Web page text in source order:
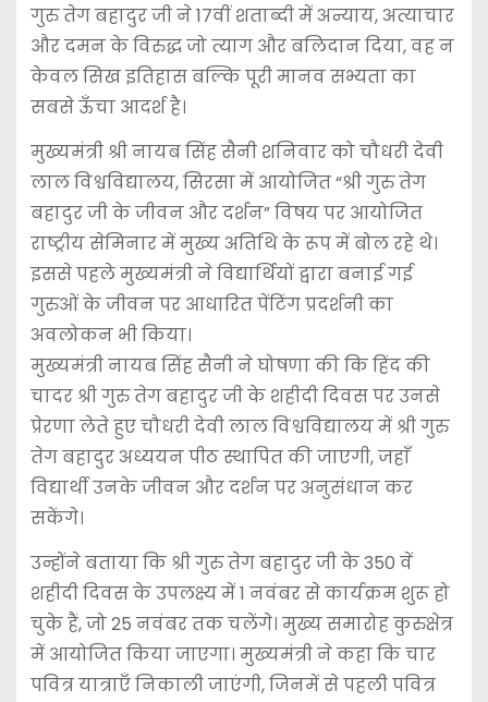
गुरु तेग बहादुर जी ने 17वीं शताब्दी में अन्याय, अत्याचार
और दमन के विरुद्ध जो त्याग और बलिदान दिया, वह न
केवल सिख इतिहास बल्कि पूरी मानव सभ्यता का
सबसे ऊँचा आदर्श है।
मुख्यमंत्री श्री नायब सिंह सैनी शनिवार को चौधरी देवी
लाल विश्वविद्यालय, सिरसा में आयोजित “श्री गुरु तेग
बहादुर जी के जीवन और दर्शन” विषय पर आयोजित
राष्ट्रीय सेमिनार में मुख्य अतिथि के रूप में बोल रहे थे।
इससे पहले मुख्यमंत्री ने विद्यार्थियों द्वारा बनाई गई
गुरुओं के जीवन पर आधारित पेंटिंग प्रदर्शनी का
अवलोकन भी किया।
मुख्यमंत्री नायब सिंह सैनी ने घोषणा की कि हिंद की
चादर श्री गुरु तेग बहादुर जी के शहीदी दिवस पर उनसे
प्रेरणा लेते हुए चौधरी देवी लाल विश्वविद्यालय में श्री गुरु
तेग बहादुर अध्ययन पीठ स्थापित की जाएगी, जहाँ
विद्यार्थी उनके जीवन और दर्शन पर अनुसंधान कर
सकेंगे।
उन्होंने बताया कि श्री गुरु तेग बहादुर जी के 350 वें
शहीदी दिवस के उपलक्ष्य में 1 नवंबर से कार्यक्रम शुरू हो
चुके हैं, जो 25 नवंबर तक चलेंगे। मुख्य समारोह कुरुक्षेत्र
में आयोजित किया जाएगा। मुख्यमंत्री ने कहा कि चार
पवित्र यात्राएँ निकाली जाएंगी, जिनमें से पहली पवित्र